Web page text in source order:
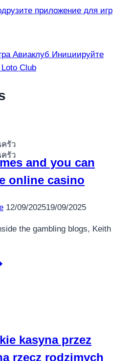
รัว
รัว
приложение для игр
Авиаклуб Инициируйте
Club
and you can
online casino
12/09/202519/09/2025
the gambling blogs, Keith
kasyna przez
rzecz rodzimych